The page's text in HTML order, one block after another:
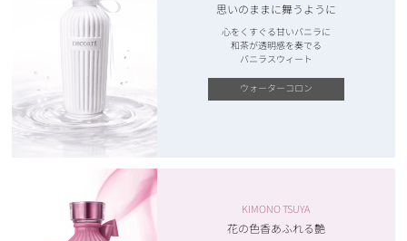
思いのままに舞うように
心をくすぐる甘いバニラに
和茶が透明感を奏でる
バニラスウィート
ウォーターコロン
KIMONO TSUYA
花の色香あふれる艶